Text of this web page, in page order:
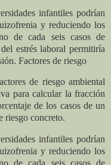
infantiles podrían
y reduciendo los
de cada seis casos de
estrés laboral permitiría
Factores de riesgo
de riesgo ambiental
para calcular la fracción
de los casos de un
riesgo concreto.
infantiles podrían
y reduciendo los